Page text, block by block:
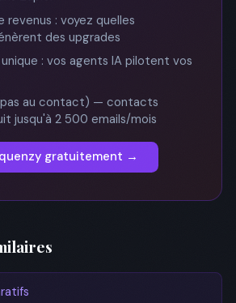
: voyez quelles
des upgrades
: vos agents IA pilotent vos
au contact) — contacts
jusqu'à 2 500 emails/mois
gratuitement →